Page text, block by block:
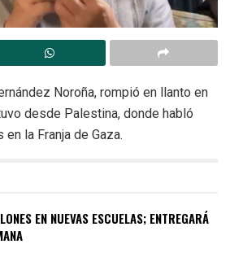
Noroña, rompió en llanto en
desde Palestina, donde habló
la Franja de Gaza.
EN NUEVAS ESCUELAS; ENTREGARÁ